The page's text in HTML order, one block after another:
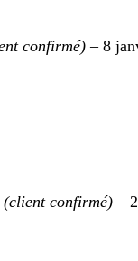
confirmé) – 8
(client confirmé) –